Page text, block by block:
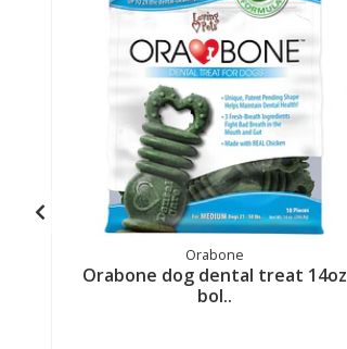
Orabone
Orabone dog dental treat 14oz
bol..